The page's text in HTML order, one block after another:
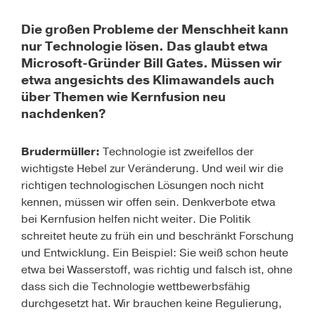
Die großen Probleme der Menschheit kann
nur Technologie lösen. Das glaubt etwa
Microsoft-Gründer Bill Gates. Müssen wir
etwa angesichts des Klimawandels auch
über Themen wie Kernfusion neu
nachdenken?
Brudermüller: Technologie ist zweifellos der
wichtigste Hebel zur Veränderung. Und weil wir die
richtigen technologischen Lösungen noch nicht
kennen, müssen wir offen sein. Denkverbote etwa
bei Kernfusion helfen nicht weiter. Die Politik
schreitet heute zu früh ein und beschränkt Forschung
und Entwicklung. Ein Beispiel: Sie weiß schon heute
etwa bei Wasserstoff, was richtig und falsch ist, ohne
dass sich die Technologie wettbewerbsfähig
durchgesetzt hat. Wir brauchen keine Regulierung,